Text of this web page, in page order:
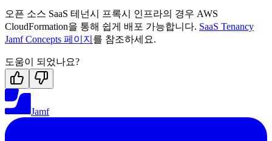
오픈 소스 SaaS 테넌시 프록시 인프라의 경우 AWS
CloudFormation을 통해 쉽게 배포 가능합니다. SaaS Tenancy
Jamf Concepts 페이지 를 참조하세요.
도움이 되었나요?
Jamf